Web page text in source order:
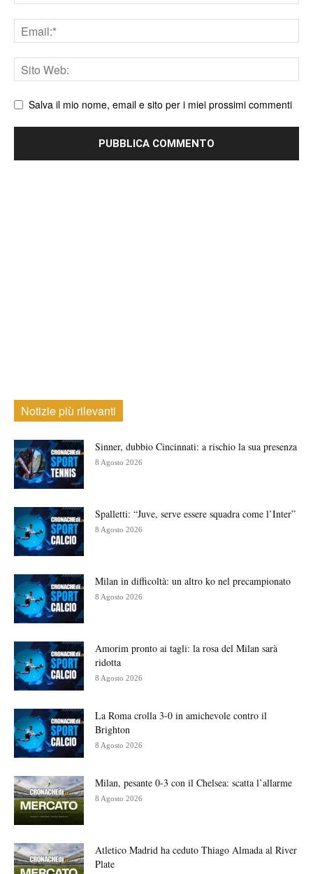
Email
Sito
web
Salva il mio nome, email e sito per i miei prossimi commenti
Notizie più rilevanti
Sinner, dubbio Cincinnati: a rischio la sua presenza
8 Agosto 2026
Spalletti: “Juve, serve essere squadra come l’Inter”
8 Agosto 2026
Milan in difficoltà: un altro ko nel precampionato
8 Agosto 2026
Amorim pronto ai tagli: la rosa del Milan sarà
ridotta
8 Agosto 2026
La Roma crolla 3-0 in amichevole contro il
Brighton
8 Agosto 2026
Milan, pesante 0-3 con il Chelsea: scatta l’allarme
8 Agosto 2026
Atletico Madrid ha ceduto Thiago Almada al River
Plate